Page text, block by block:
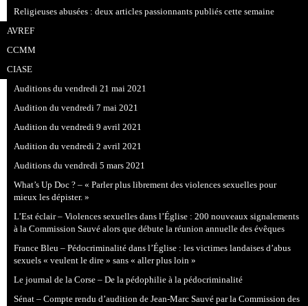
Religieuses abusées : deux articles passionnants publiés cette semaine
AVREF
CCMM
CIASE
Auditions du vendredi 21 mai 2021
Audition du vendredi 7 mai 2021
Audition du vendredi 9 avril 2021
Audition du vendredi 2 avril 2021
Auditions du vendredi 5 mars 2021
What’s Up Doc ? – « Parler plus librement des violences sexuelles pour
mieux les dépister. »
L’Est éclair – Violences sexuelles dans l’Église : 200 nouveaux signalements
à la Commission Sauvé alors que débute la réunion annuelle des évêques
France Bleu – Pédocriminalité dans l’Église : les victimes landaises d’abus
sexuels « veulent le dire » sans « aller plus loin »
Le journal de la Corse – De la pédophilie à la pédocriminalité
Sénat – Compte rendu d’audition de Jean-Marc Sauvé par la Commission des